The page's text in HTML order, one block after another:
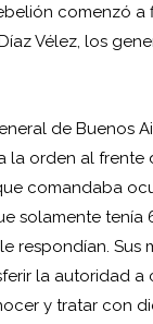
comenzó
Vélez, los
de Buenos
orden al frente
comandaba
solamente
respondían.
la autoridad
y tratar con